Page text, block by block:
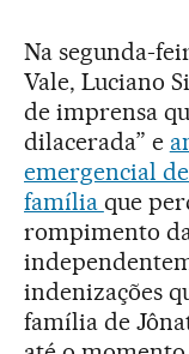
Na segunda-
Vale, Luciano
de imprensa
dilacerada” e
emergencial
família que
rompimento
indenizações
família de